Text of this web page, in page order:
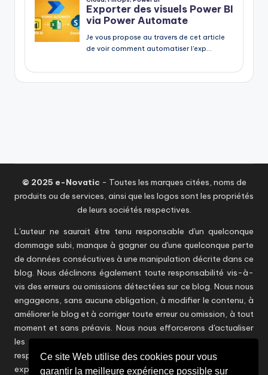
© 2025 e-Novatic - Toutes les marques citées, noms de
produits ou de services, ainsi que les logos sont les propriétés
de leurs sociétés respectives.
L'auteur ne saurait être tenu responsable d'un quelconque
dommage subi, manque à gagner ou d'une quelconque perte
de données consécutives à une manipulation décrite dans ce
blog. Nous déclinons également toute responsabilité vis-à-
vis des erreurs ou omissions détectées sur ce blog. Nous nous
engageons, sans aucune obligation, à modifier le contenu, à
améliorer le blog et à corriger toute erreur ou omission, à tout
moment et sans préavis. Nous nous efforcerons d'actualiser
les informations en temps utile sans toutefois être
responsables d'éventuelles inexactitudes. Les points de vue
exprimés dans ce blog ne reflètent aucunement ceux de
Ce site Web utilise des cookies pour vous
garantir la meilleure expérience possible sur